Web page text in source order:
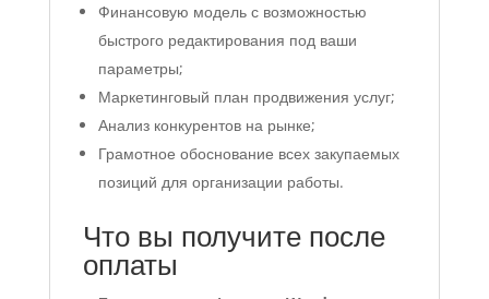
Финансовую модель с возможностью
быстрого редактирования под ваши
параметры;
Маркетинговый план продвижения услуг;
Анализ конкурентов на рынке;
Грамотное обоснование всех закупаемых
позиций для организации работы.
Что вы получите после
оплаты